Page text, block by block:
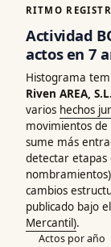
RITMO
Actividad
actos en 7
Histograma
Riven AREA, S.L.
varios hechos
movimientos
sume más
detectar etapas
cambios
publicado bajo el
Mercantil).
Actos por año